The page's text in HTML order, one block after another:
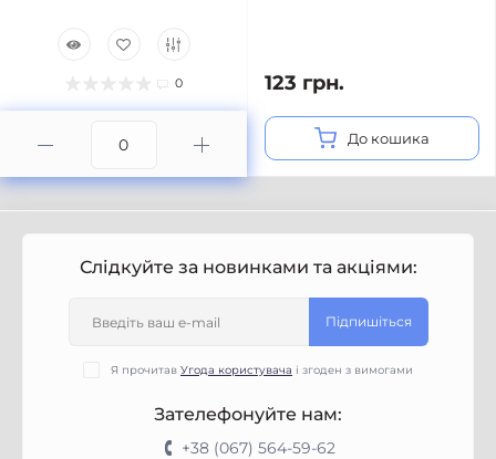
0 123 грн.
До кошика
Слідкуйте за новинками та акціями:
Підпишіться
Я прочитав Угода користувача і згоден з вимогами
Зателефонуйте нам:
+38 (067) 564-59-62